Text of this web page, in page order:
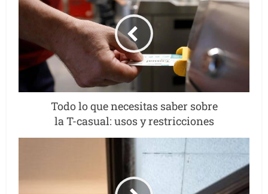
Todo lo que necesitas saber sobre
la T-casual: usos y restricciones